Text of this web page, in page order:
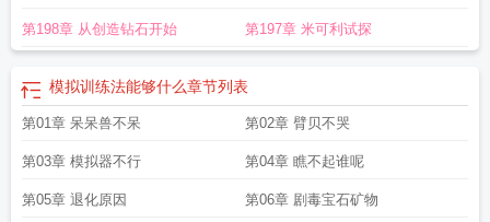
节 无弹窗 笔趣阁
第198章 从创造钻石开始 第197章 米可利试探
模拟训练法能够什么章节列表
第01章 呆呆兽不呆 第02章 臂贝不哭
第03章 模拟器不行 第04章 瞧不起谁呢
第05章 退化原因 第06章 剧毒宝石矿物